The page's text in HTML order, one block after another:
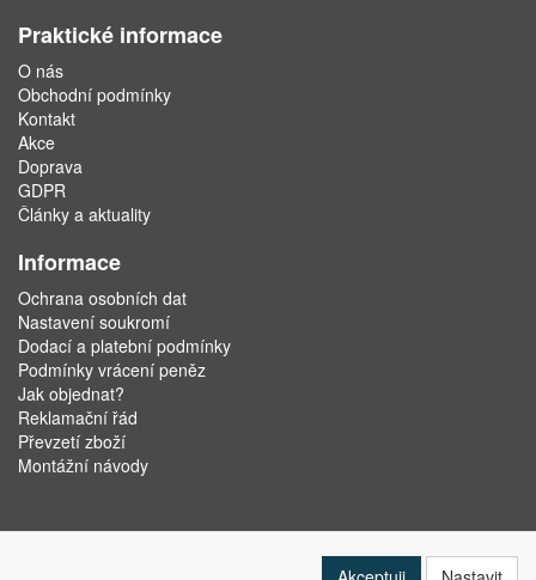
Praktické informace
O nás
Obchodní podmínky
Kontakt
Akce
Doprava
GDPR
Články a aktuality
Informace
Ochrana osobních dat
Nastavení soukromí
Dodací a platební podmínky
Podmínky vrácení peněz
Jak objednat?
Reklamační řád
Převzetí zboží
Montážní návody